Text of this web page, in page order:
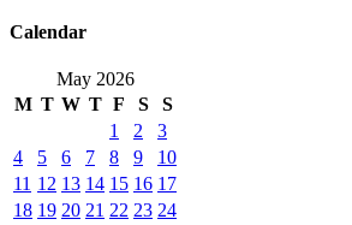
Calendar
May 2026
M T W T F S
S
1
2
3
4
5 6 7 8 9
10
11 12 13 14 15 16 17
18 19 20 21 22 23 24